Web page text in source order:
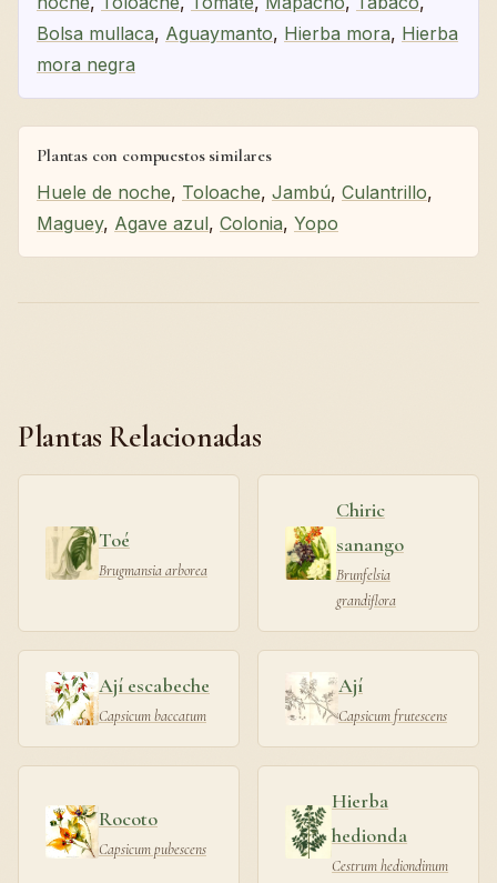
Bolsa mullaca, Aguaymanto, Hierba mora, Hierba
mora negra
Plantas con compuestos similares
Huele de noche, Toloache, Jambú, Culantrillo,
Maguey, Agave azul, Colonia, Yopo
Plantas Relacionadas
Toé
Brugmansia arborea
Chiric
sanango
Brunfelsia
grandiflora
Ají escabeche
Capsicum baccatum
Ají
Capsicum frutescens
Rocoto
Capsicum pubescens
Hierba
hedionda
Cestrum hediondinum